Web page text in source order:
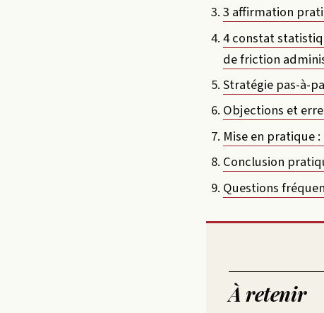
3 affirmation
4 constat
de friction
Stratégie pas-à-
Objections et
Mise en pratique
Conclusion
Questions
À retenir